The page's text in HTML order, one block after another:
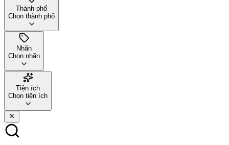
Thành phố
Chọn thành phố
Nhãn
Chọn nhãn
Tiện ích
Chọn tiện ích